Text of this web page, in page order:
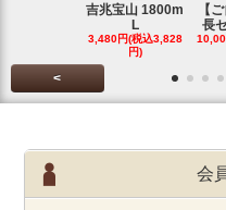
吉兆宝山 1800m
L
3,480円(税込3,828
円)
【
長
<
会